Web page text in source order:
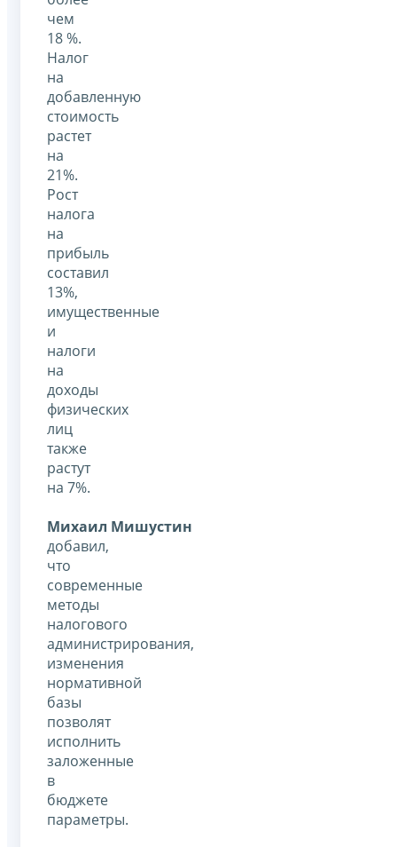
чем
18 %.
Налог
на
добавленную
стоимость
растет
на
21%.
Рост
налога
на
прибыль
составил
13%,
имущественные
и
налоги
на
доходы
физических
лиц
также
растут
на 7%.
Михаил Мишустин
добавил,
что
современные
методы
налогового
администрирования,
изменения
нормативной
базы
позволят
исполнить
заложенные
в
бюджете
параметры.